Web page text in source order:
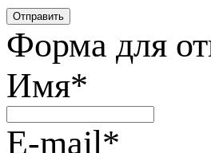
Форма для
Имя*
E-mail*